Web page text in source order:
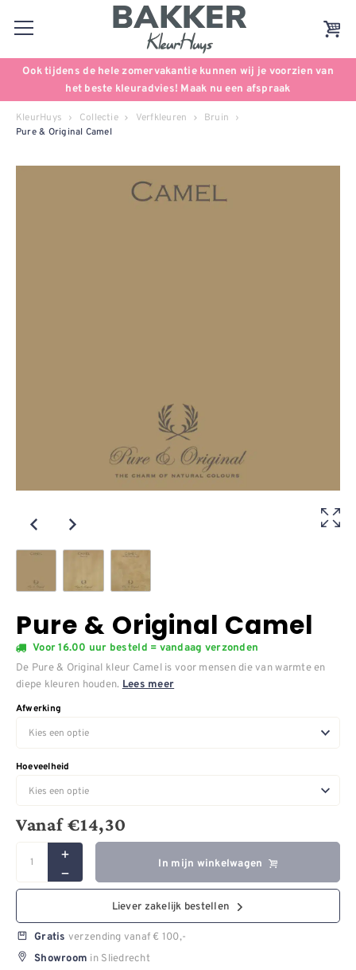
Ook tijdens de hele zomervakantie kunnen wij je voorzien van
het beste kleuradvies! Maak nu een afspraak
KleurHuys Collectie Verfkleuren Bruin
Pure & Original Camel
Pure & Original Camel
Voor 16.00 uur besteld = vandaag verzonden
De Pure & Original kleur Camel is voor mensen die van warmte en
diepe kleuren houden. Lees meer
Afwerking
Hoeveelheid
Vanaf€14,30
In mijn winkelwagen
Liever zakelijk bestellen
Gratis verzending vanaf € 100,-
Showroom in Sliedrecht